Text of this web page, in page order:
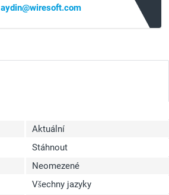
aydin@wiresoft.com
Aktuální
Stáhnout
Neomezené
Všechny jazyky